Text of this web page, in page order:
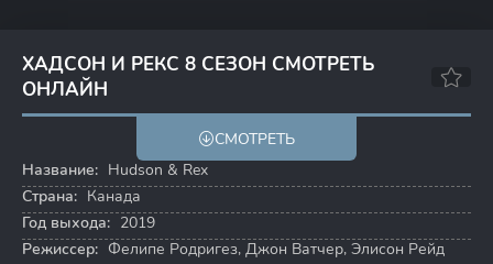
ХАДСОН И РЕКС 8 СЕЗОН СМОТРЕТЬ
ОНЛАЙН
СМОТРЕТЬ
Название: Hudson & Rex
Страна: Канада
Год выхода: 2019
Режиссер: Фелипе Родригез, Джон Ватчер, Элисон Рейд